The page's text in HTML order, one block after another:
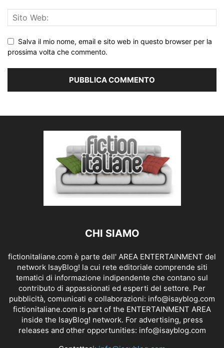
Salva il mio nome, email e sito web in questo browser per la
prossima volta che commento.
CHI SIAMO
fictionitaliane.com è parte dell' AREA ENTERTAINMENT del
network IsayBlog! la cui rete editoriale comprende siti
tematici di informazione indipendente che contano sul
contributo di appassionati ed esperti del settore. Per
pubblicità, comunicati e collaborazioni: info@isayblog.com
fictionitaliane.com is part of the ENTERTAINMENT AREA
inside the IsayBlog! network. For advertising, press
releases and other opportunities: info@isayblog.com